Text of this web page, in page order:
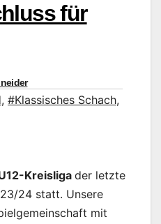
für
, #Klassisches Schach,
Kreisliga der letzte
24 statt. Unsere
mit